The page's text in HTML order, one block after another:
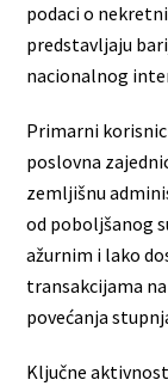
podaci o
predstavljaju
nacionalnog
Primarni
poslovna
zemljišnu
od poboljšanog
ažurnim i lako
transakcijama
povećanja
Ključne